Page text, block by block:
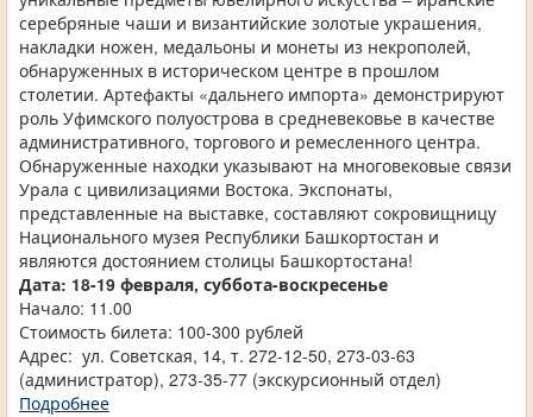
серебряные чаши и византийские золотые украшения,
накладки ножен, медальоны и монеты из некрополей,
обнаруженных в историческом центре в прошлом
столетии. Артефакты «дальнего импорта» демонстрируют
роль Уфимского полуострова в средневековье в качестве
административного, торгового и ремесленного центра.
Обнаруженные находки указывают на многовековые связи
Урала с цивилизациями Востока. Экспонаты,
представленные на выставке, составляют сокровищницу
Национального музея Республики Башкортостан и
являются достоянием столицы Башкортостана!
Дата: 18-19 февраля, суббота-воскресенье
Начало: 11.00
Стоимость билета: 100-300 рублей
Адрес: ул. Советская, 14, т. 272-12-50, 273-03-63
(администратор), 273-35-77 (экскурсионный отдел)
Подробнее